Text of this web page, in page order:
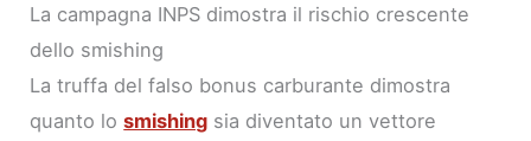
La campagna INPS dimostra il rischio crescente
dello smishing
La truffa del falso bonus carburante dimostra
quanto losmishing sia diventato un vettore